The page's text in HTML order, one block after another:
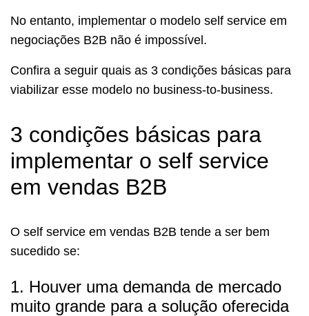
No entanto, implementar o modelo self service em
negociações B2B não é impossível.
Confira a seguir quais as 3 condições básicas para
viabilizar esse modelo no business-to-business.
3 condições básicas para
implementar o self service
em vendas B2B
O self service em vendas B2B tende a ser bem
sucedido se:
1. Houver uma demanda de mercado
muito grande para a solução oferecida